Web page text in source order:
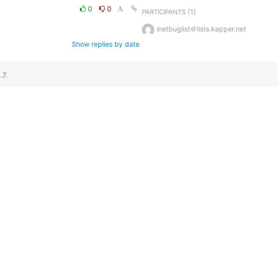
0
0
Show replies by date
PARTICIPANTS(1)
inetbuglist＠lists.kapper.net